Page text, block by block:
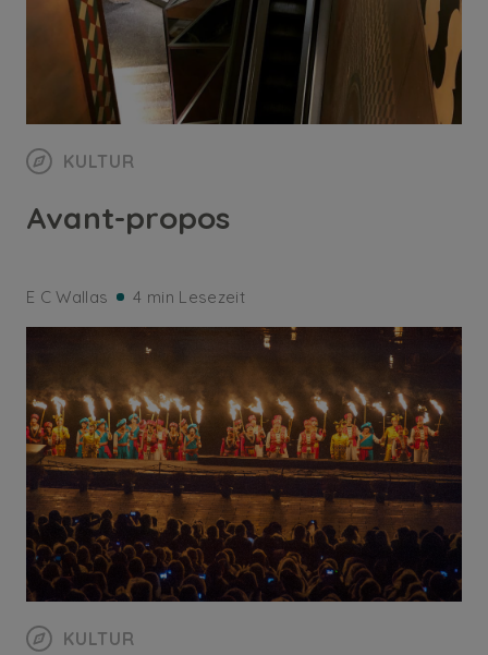
KULTUR
Avant-propos
E C Wallas 4 min Lesezeit
KULTUR